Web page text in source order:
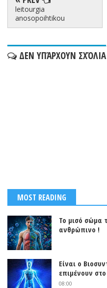
leitourgia
anosopoihtikou
ΔΕΝ ΥΠΆΡΧΟΥΝ ΣΧΌΛΙΑ
MOST READING
Το μισό σώμα
ανθρώπινο !
Είναι ο
επιμένουν
08:00